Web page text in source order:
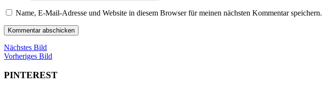
Name, E-Mail-Adresse und Website in diesem Browser für meinen nächsten Kommentar speichern.
Nächstes Bild
Vorheriges Bild
PINTEREST